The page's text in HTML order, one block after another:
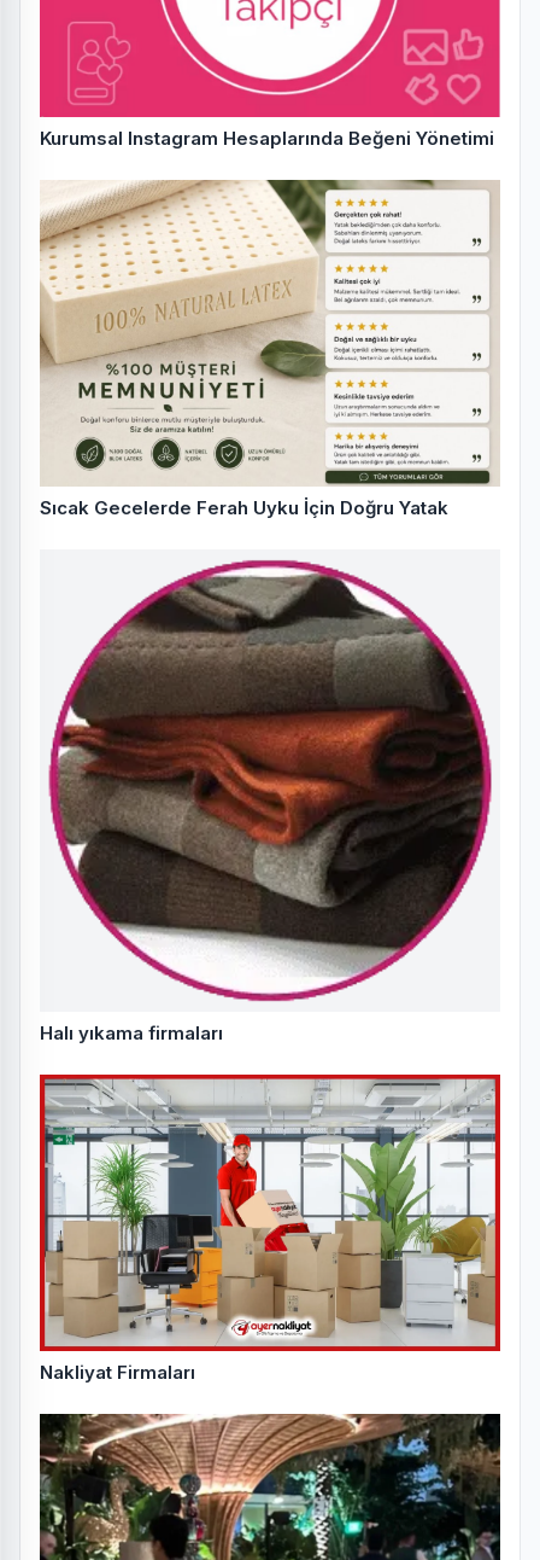
Kurumsal Instagram Hesaplarında Beğeni Yönetimi
Sıcak Gecelerde Ferah Uyku İçin Doğru Yatak
Halı yıkama firmaları
Nakliyat Firmaları